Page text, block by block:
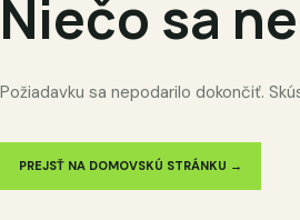
Niečo sa
Požiadavku sa nepodarilo dokončiť.
PREJSŤ NA DOMOVSKÚ STRÁNKU →